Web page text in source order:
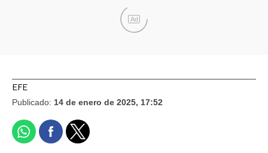
Ad
EFE
Publicado: 14 de enero de 2025, 17:52